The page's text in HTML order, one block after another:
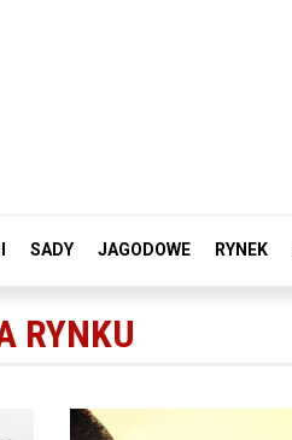
SADY JAGODOWE RYNEK
RYNKU